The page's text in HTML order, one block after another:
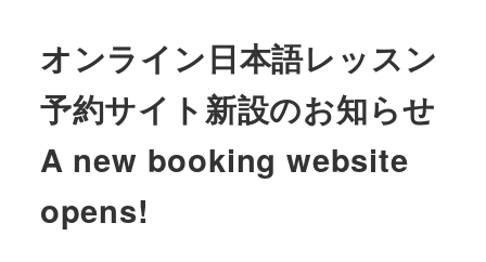
オンライン日本語レッスン
予約サイト新設のお知らせ
A new booking website
opens!